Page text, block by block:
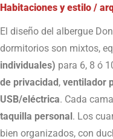
Habitaciones y estilo /
El diseño del albergue
dormitorios son mixtos,
individuales) para 6, 8 ó
de privacidad , ventilador
USB/eléctrica. Cada
taquilla personal . Los
bien organizados, con